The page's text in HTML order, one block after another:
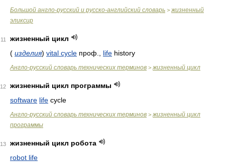
Большой англо-русский и русско-английский словарь > жизненный
эликсир
11
жизненный цикл
( изделия) vital cycle проф., life history
Англо-русский словарь технических терминов > жизненный цикл
12
жизненный цикл программы
software life cycle
Англо-русский словарь технических терминов > жизненный цикл
программы
13
жизненный цикл робота
robot life